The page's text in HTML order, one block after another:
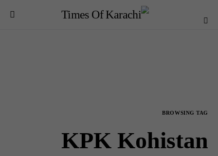
BROWSING TAG
KPK Kohistan